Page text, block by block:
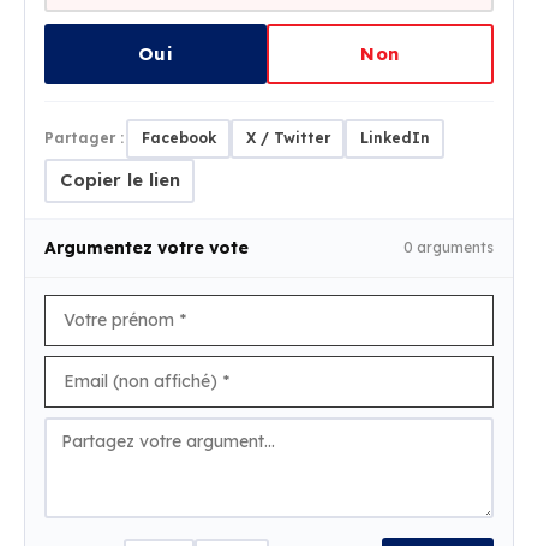
Oui Non
Partager : Facebook X / Twitter LinkedIn
Copier le lien
Argumentez votre vote 0 arguments